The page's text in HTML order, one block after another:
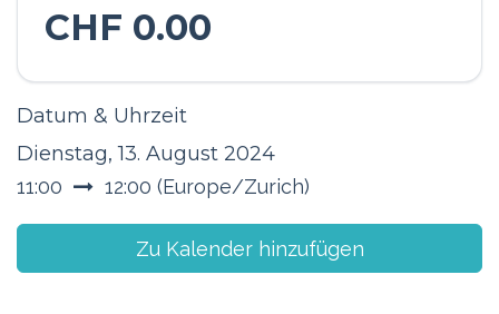
CHF 0.00
Datum & Uhrzeit
Dienstag, 13. August 2024
11:00 12:00 (Europe/Zurich)
Zu Kalender hinzufügen